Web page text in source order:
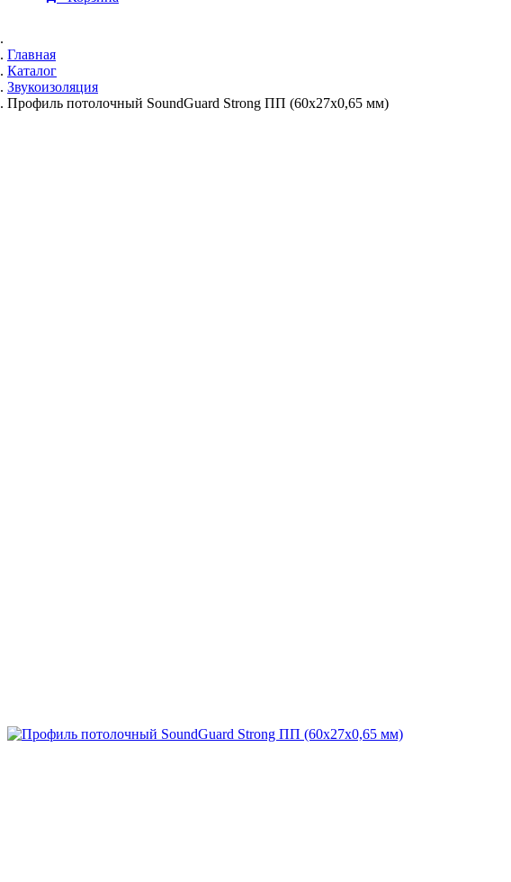
Главная
Каталог
Звукоизоляция
Профиль потолочный SoundGuard Strong ПП (60х27х0,65 мм)